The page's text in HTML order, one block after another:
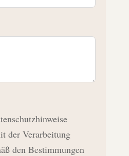
der Verarbeitung
den Bestimmungen